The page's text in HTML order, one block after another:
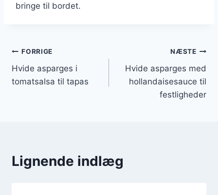
bringe til bordet.
Indlægsnavigation
FORRIGE
Hvide asparges i
tomatsalsa til tapas
NÆSTE
Hvide asparges med
hollandaisesauce til
festligheder
Lignende indlæg